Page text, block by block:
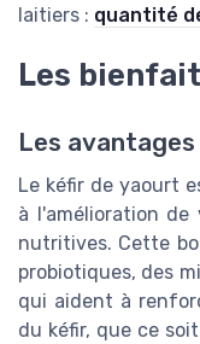
laitiers : quantité
Les
Les
Le kéfir de yaourt
à l'amélioration de
nutritives. Cette
probiotiques, des
qui aident à
du kéfir, que ce